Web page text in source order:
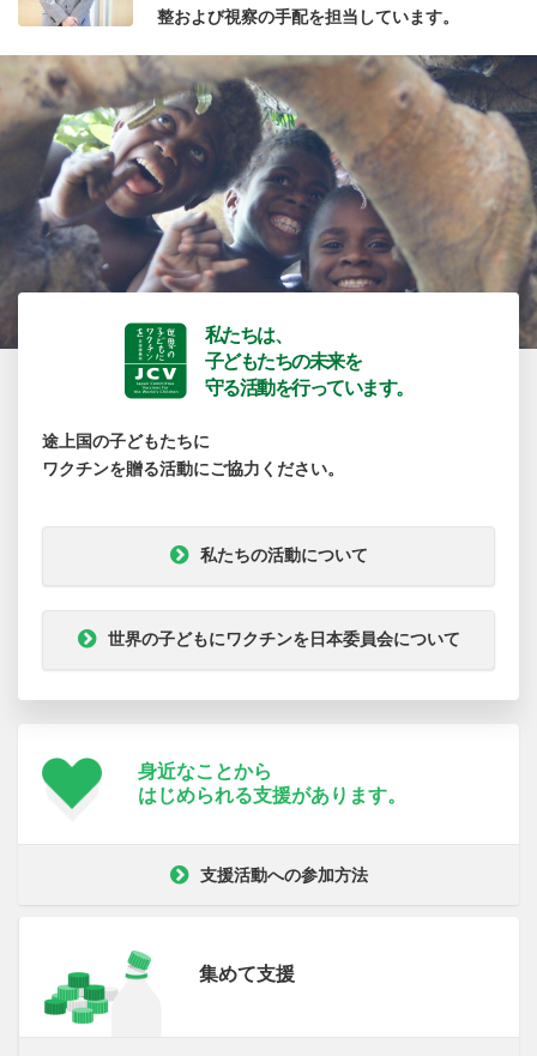
整および視察の手配を担当しています。
私たちは、
子どもたちの未来を
守る活動を行っています。
途上国の子どもたちに
ワクチンを贈る活動にご協力ください。
私たちの活動について
世界の子どもにワクチンを日本委員会について
身近なことから
はじめられる支援があります。
支援活動への参加方法
集めて支援